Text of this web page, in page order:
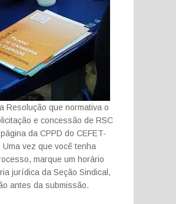
Resolução que normativa o
e concessão de RSC
da CPPD do CEFET-
Uma vez que você tenha
marque um horário
jurídica da Seção Sindical,
antes da submissão.